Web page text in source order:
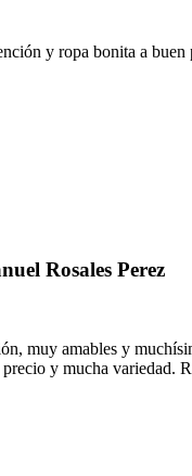
y ropa bonita a buen
Rosales Perez
muy amables y
y mucha variedad.